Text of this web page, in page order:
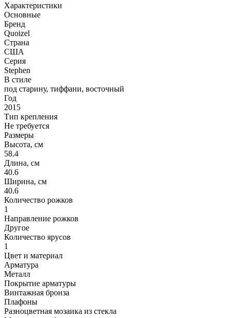
Характеристики
Основные
Бренд
Quoizel
Страна
США
Серия
Stephen
В стиле
под старину, тиффани, восточный
Год
2015
Тип крепления
Не требуется
Размеры
Высота, см
58.4
Длина, см
40.6
Ширина, см
40.6
Количество рожков
1
Направление рожков
Другое
Количество ярусов
1
Цвет и материал
Арматура
Металл
Покрытие арматуры
Винтажная бронза
Плафоны
Разноцветная мозаика из стекла